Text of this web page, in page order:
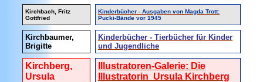
Kirchbach, Fritz
Gottfried
Kinderbücher - Ausgaben von Magda Trott:
Pucki-Bände vor 1945
Kirchbaumer,
Brigitte
Kinderbücher - Tierbücher für Kinder
und Jugendliche
Kirchberg,
Ursula
Illustratoren-Galerie: Die
Illustratorin Ursula Kirchberg